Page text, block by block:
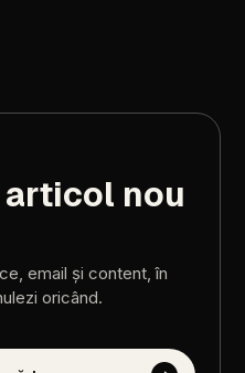
articol nou
email și content, în
oricând.